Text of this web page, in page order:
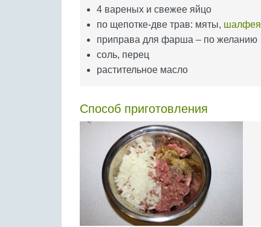
4 вареных и свежее яйцо
по щепотке-две трав: мяты, шалфея
приправа для фарша – по желанию
соль, перец
растительное масло
Способ приготовления